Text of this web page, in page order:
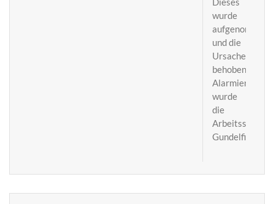
wurde
aufgenommen
und die
Ursache
behoben.
Alarmiert
wurde
die
Gundelfingen